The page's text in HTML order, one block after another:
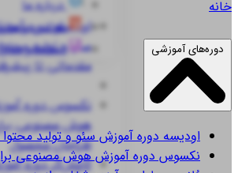
اودیسهدوره
سئو و تولید محتوا
مقدماتی تا
نکسوسدوره
هوش مصنوعی
طراحان محصول
کاوش‌گردوره
درباره ما
قوانین و
استعلام
خانه
دوره‌های آموزشی
اودیسهدوره آموزش سئو و تولید
نکسوسدوره آموزش هوش مصنوعی